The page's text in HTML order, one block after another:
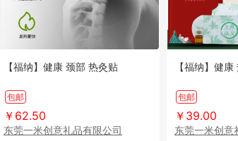
【福纳】健康 颈部 热灸贴
包邮
￥62.50
东莞一米创意礼品有限公司
【福纳】健
包邮
￥39.00
东莞一米创意